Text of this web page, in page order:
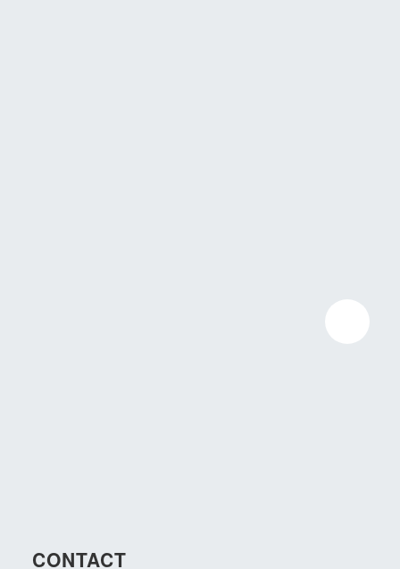
CONTACT